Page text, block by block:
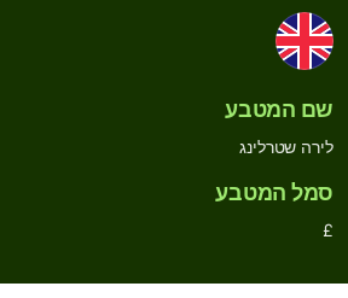
שם המטבע
לירה שטרלינג
סמל המטבע
£